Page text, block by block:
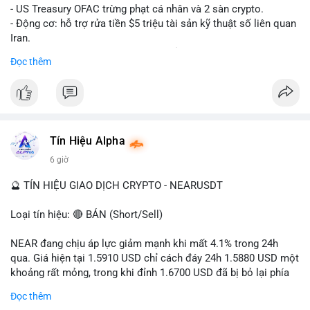
- US Treasury OFAC trừng phạt cá nhân và 2 sàn crypto.
- Động cơ: hỗ trợ rửa tiền $5 triệu tài sản kỹ thuật số liên quan
Iran.
- Tác động: rủi ro cho thị trường crypto, tăng áp lực pháp lý.
#binancesquare
#vlikevn #titanbot
📰 Nguồn: Cointelegraph
Đọc thêm
Tín Hiệu Alpha
6 giờ
🔮 TÍN HIỆU GIAO DỊCH CRYPTO - NEARUSDT
Loại tín hiệu: 🔴 BÁN (Short/Sell)
NEAR đang chịu áp lực giảm mạnh khi mất 4.1% trong 24h
qua. Giá hiện tại 1.5910 USD chỉ cách đáy 24h 1.5880 USD một
khoảng rất mỏng, trong khi đỉnh 1.6700 USD đã bị bỏ lại phía
kiểm soát hoàn toàn. Khối lượng giao dịch 10.29 triệu NEAR
Đọc thêm